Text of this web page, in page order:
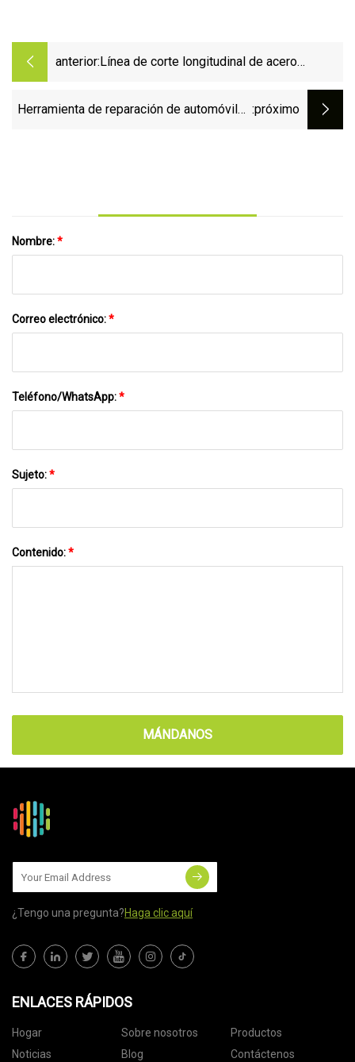
anterior: Línea de corte longitudinal de acero
láminas en bobina
Herramienta de reparación de automóviles :próximo
Nombre:*
Correo electrónico:*
Teléfono/WhatsApp:*
Sujeto:*
Contenido:*
MÁNDANOS
¿Tengo una pregunta?Haga clic aquí
ENLACES RÁPIDOS
Hogar Sobre nosotros
Productos
Noticias
Blog Contáctenos